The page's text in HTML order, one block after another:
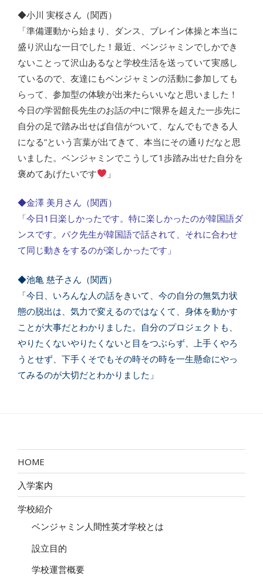
◆小川 実桜さん（関西）
「準備運動から始まり、ダンス、ブレイン体操と本当に
盛り沢山な一日でした！最近、ベンジャミンでしかでき
ないことって沢山あるなと学校生活を送っていて実感し
ているので、友達にもベンジャミンの活動に参加しても
らって、参加型の体験が出来たらいいなと思いました！
今日の学習館長先生のお話の中に”限界を超えた一歩先に
自分の足で踏み出せば自信がついて、なんでもできる人
になる”という言葉が出てきて、本当にその通りだなと思
いました。ベンジャミンでこうして1歩踏み出せた自分を
褒めてあげたいです
」
◆金澤 美月さん（関西）
「今日1日楽しかったです。特に楽しかったのが韓国語ダ
ンスです。パク先生が韓国語で話されて、それに合わせ
て同じ動きをするのが楽しかったです」
◆池亀 慈子さん（関西）
「今日、いろんな人の話をきいて、今の自分の無気力状
態の脱出は、気力で変えるのではなくて、身体を動かす
ことが大事だとわかりました。自分のプロジェクトも、
やりたくないやりたくないと目をつぶらず、上手くやろ
うとせず、下手くそでもその時その時を一生懸命にやっ
てみるのが大切だとわかりました」
HOME
入学案内
学校紹介
ベンジャミン人間性英才学校とは
設立目的
学校運営概要